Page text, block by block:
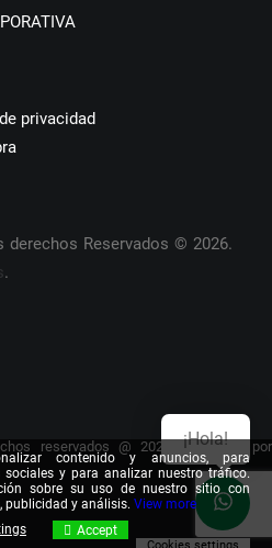
privacidad
derechos Reservados © 2026.
.
reservados @ 2026. Adaptada por
contenido y anuncios, para
sociales y para analizar nuestro tráfico.
sobre su uso de nuestro sitio con
publicidad y análisis. View more
Accept
¡Hola!